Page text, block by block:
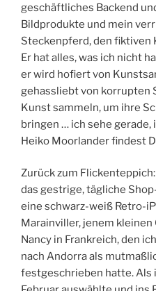
geschäftliches Backend
Bildprodukte und mein
Steckenpferd, den fiktiven
Er hat alles, was ich nicht
er wird hofiert von
gehassliebt von korrupten
Kunst sammeln, um ihre
bringen … ich sehe gerade,
Heiko Moorlander findest
Zurück zum
das gestrige, tägliche
eine schwarz-weiß Retro-
Marainviller, jenem kleinen
Nancy in Frankreich, den
nach Andorra als
festgeschrieben hatte. Als